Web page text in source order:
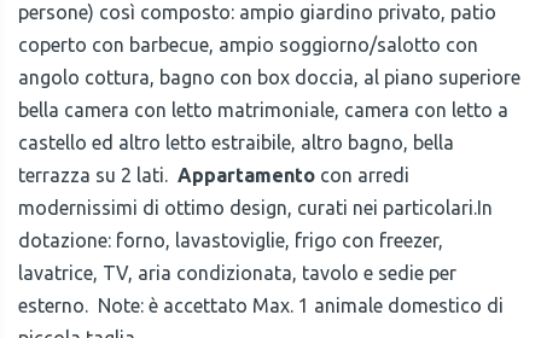
persone) così composto: ampio giardino privato, patio
coperto con barbecue, ampio soggiorno/salotto con
angolo cottura, bagno con box doccia, al piano superiore
bella camera con letto matrimoniale, camera con letto a
castello ed altro letto estraibile, altro bagno, bella
terrazza su 2 lati. Appartamento con arredi
modernissimi di ottimo design, curati nei particolari.In
dotazione: forno, lavastoviglie, frigo con freezer,
lavatrice, TV, aria condizionata, tavolo e sedie per
esterno. Note: è accettato Max. 1 animale domestico di